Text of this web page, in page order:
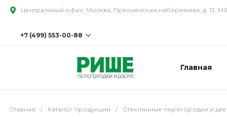
Центральный офис: Москва, Пресненская набережная, д. 12,
+7 (499) 553-00-88
+7 (499) 553-00-88 доб.202
Московская область, Наро-
Пн-Пт с 08:00 до 18:00 Сб-Вс
Главная
Главная / Каталог продукции / Стеклянные перегородки и